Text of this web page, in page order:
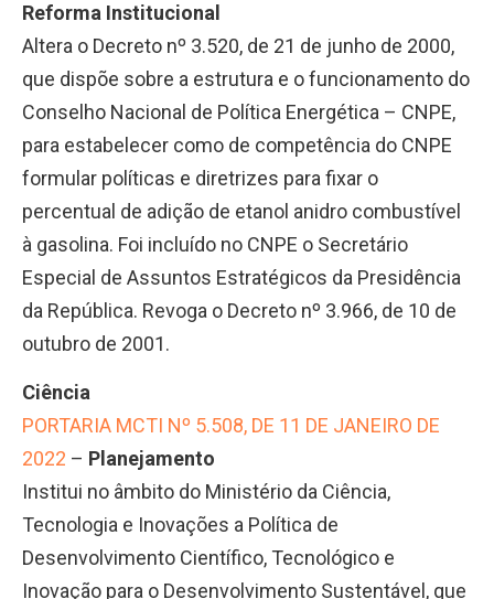
Reforma Institucional
Altera o Decreto nº 3.520, de 21 de junho de 2000,
que dispõe sobre a estrutura e o funcionamento do
Conselho Nacional de Política Energética – CNPE,
para estabelecer como de competência do CNPE
formular políticas e diretrizes para fixar o
percentual de adição de etanol anidro combustível
à gasolina. Foi incluído no CNPE o Secretário
Especial de Assuntos Estratégicos da Presidência
da República. Revoga o Decreto nº 3.966, de 10 de
outubro de 2001.
Ciência
PORTARIA MCTI Nº 5.508, DE 11 DE JANEIRO DE
2022 – Planejamento
Institui no âmbito do Ministério da Ciência,
Tecnologia e Inovações a Política de
Desenvolvimento Científico, Tecnológico e
Inovação para o Desenvolvimento Sustentável, que